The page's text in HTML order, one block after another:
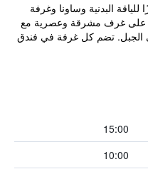
البدنية وساونا وغرفة
على غرف مشرقة وعصرية مع
الجبل. تضم كل غرفة في فندق
15:00
10:00